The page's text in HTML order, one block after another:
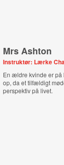
Mrs Ashton
Instruktør: Lærke
En ældre kvinde er på
op, da et tilfældigt
perspektiv på livet.